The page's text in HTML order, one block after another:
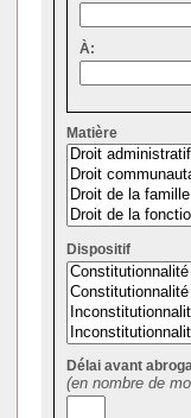
À:
Matière
Dispositif
Délai avant
(en nombre de